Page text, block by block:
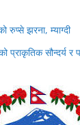
रुप्से झरना, म्याग्दी
प्राकृतिक सौन्दर्य र